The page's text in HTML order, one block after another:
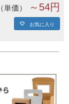
単価 ～54円
お気に入り